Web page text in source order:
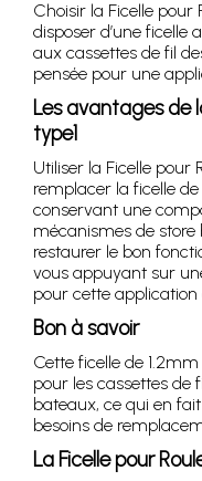
Choisir la Ficelle pour
disposer d’une ficelle
aux cassettes de fil
pensée pour une
Les avantages de
type1
Utiliser la Ficelle pour
remplacer la ficelle
conservant une
mécanismes de store
restaurer le bon
vous appuyant sur
pour cette
Bon à savoir
Cette ficelle de
pour les cassettes de
bateaux, ce qui en
besoins de
La Ficelle pour